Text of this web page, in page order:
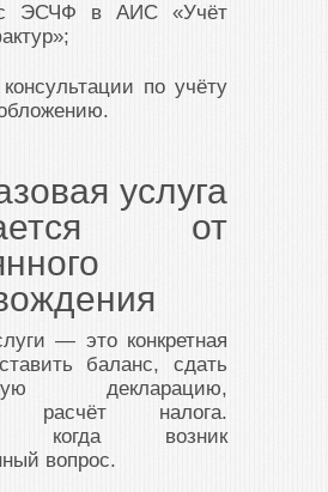
с ЭСЧФ в АИС «Учёт
по учёту
услуга
от
— это конкретная
баланс, сдать
декларацию,
расчёт налога.
когда возник
вопрос.